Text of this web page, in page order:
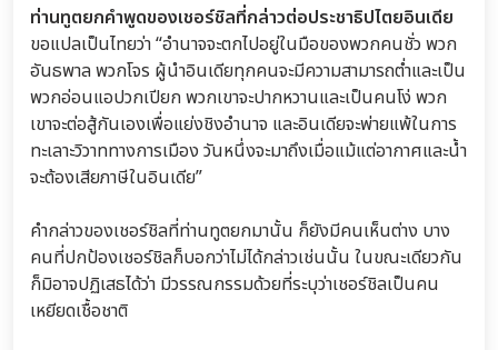
ท่านทูตยกคำพูดของเชอร์ชิลที่กล่าวต่อประชาธิปไตยอินเดีย
ขอแปลเป็นไทยว่า “อำนาจจะตกไปอยู่ในมือของพวกคนชั่ว พวก
อันธพาล พวกโจร ผู้นำอินเดียทุกคนจะมีความสามารถต่ำและเป็น
พวกอ่อนแอปวกเปียก พวกเขาจะปากหวานและเป็นคนโง่ พวก
เขาจะต่อสู้กันเองเพื่อแย่งชิงอำนาจ และอินเดียจะพ่ายแพ้ในการ
ทะเลาะวิวาททางการเมือง วันหนึ่งจะมาถึงเมื่อแม้แต่อากาศและน้ำ
จะต้องเสียภาษีในอินเดีย”
คำกล่าวของเชอร์ชิลที่ท่านทูตยกมานั้น ก็ยังมีคนเห็นต่าง บาง
คนที่ปกป้องเชอร์ชิลก็บอกว่าไม่ได้กล่าวเช่นนั้น ในขณะเดียวกัน
ก็มิอาจปฏิเสธได้ว่า มีวรรณกรรมด้วยที่ระบุว่าเชอร์ชิลเป็นคน
เหยียดเชื้อชาติ